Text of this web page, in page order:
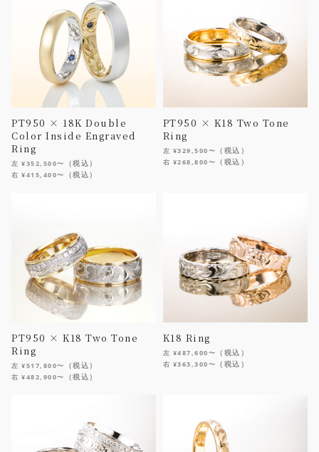
PT950 × 18K Double
Color Inside Engraved
Ring
左 ¥352,500〜 （税込）
右 ¥415,400〜 （税込）
PT950 × K18 Two Tone
Ring
左 ¥329,500〜 （税込）
右 ¥268,800〜 （税込）
PT950 × K18 Two Tone
Ring
左 ¥517,800〜 （税込）
右 ¥482,900〜 （税込）
K18 Ring
左 ¥487,600〜 （税込）
右 ¥363,300〜 （税込）